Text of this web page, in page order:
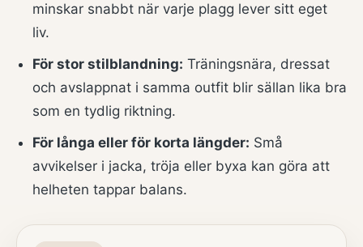
minskar snabbt när varje plagg lever sitt eget
liv.
För stor stilblandning: Träningsnära, dressat
och avslappnat i samma outfit blir sällan lika bra
som en tydlig riktning.
För långa eller för korta längder: Små
avvikelser i jacka, tröja eller byxa kan göra att
helheten tappar balans.